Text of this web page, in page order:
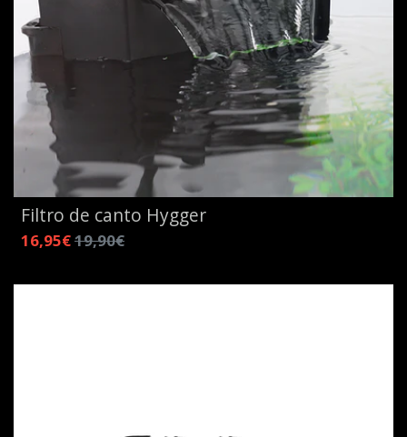
Filtro de canto Hygger
16,95€19,90€